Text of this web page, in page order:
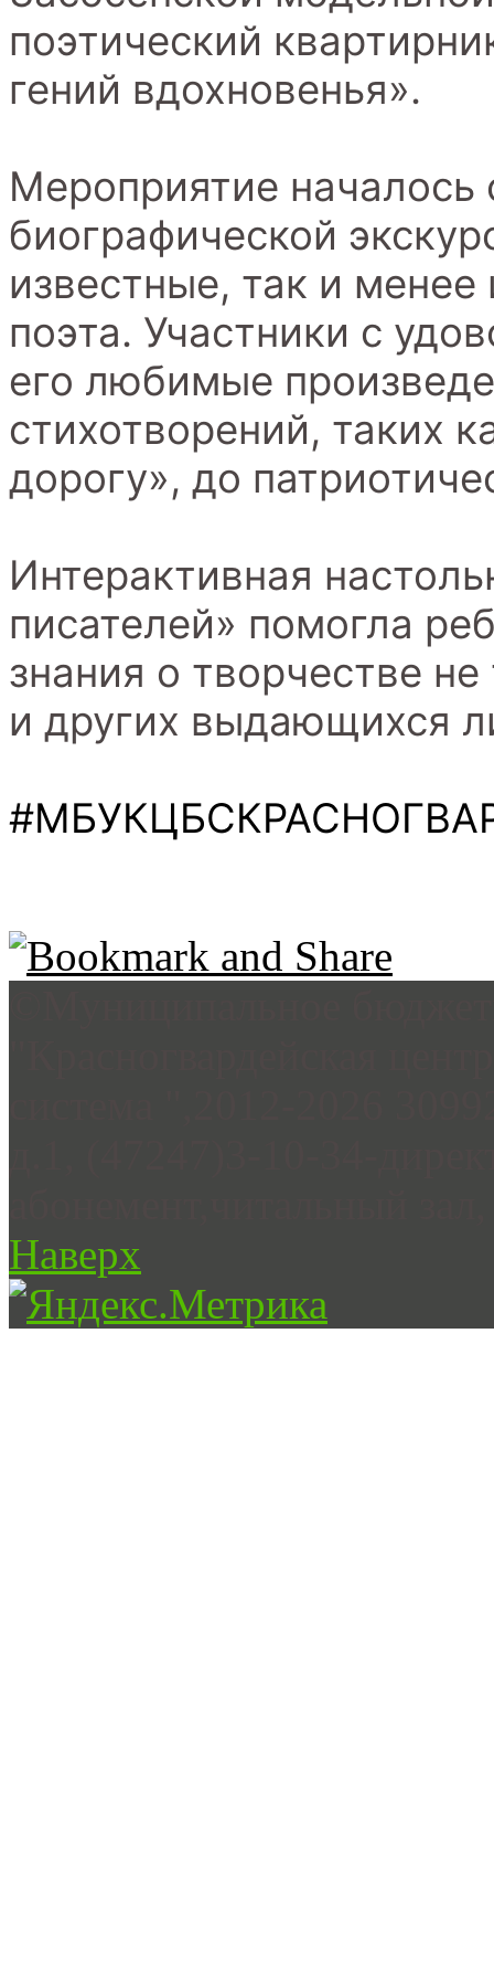
поэтический
гений вдохновенья».
Мероприятие началось
биографической
известные, так и
поэта. Участники с
его любимые
стихотворений, таких
дорогу», до
Интерактивная
писателей» помогла
знания о творчестве
и других выдающихся
Наверх